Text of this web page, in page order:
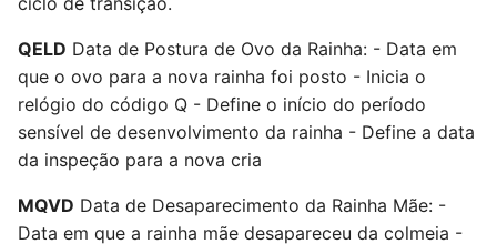
QELD Data de Postura de Ovo da Rainha: - Data em
que o ovo para a nova rainha foi posto - Inicia o
relógio do código Q - Define o início do período
sensível de desenvolvimento da rainha - Define a data
da inspeção para a nova cria
MQVD Data de Desaparecimento da Rainha Mãe: -
Data em que a rainha mãe desapareceu da colmeia -